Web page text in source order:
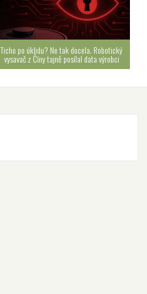
Ticho po úklidu? Ne tak docela. Robotický
vysavač z Číny tajně posílal data výrobci